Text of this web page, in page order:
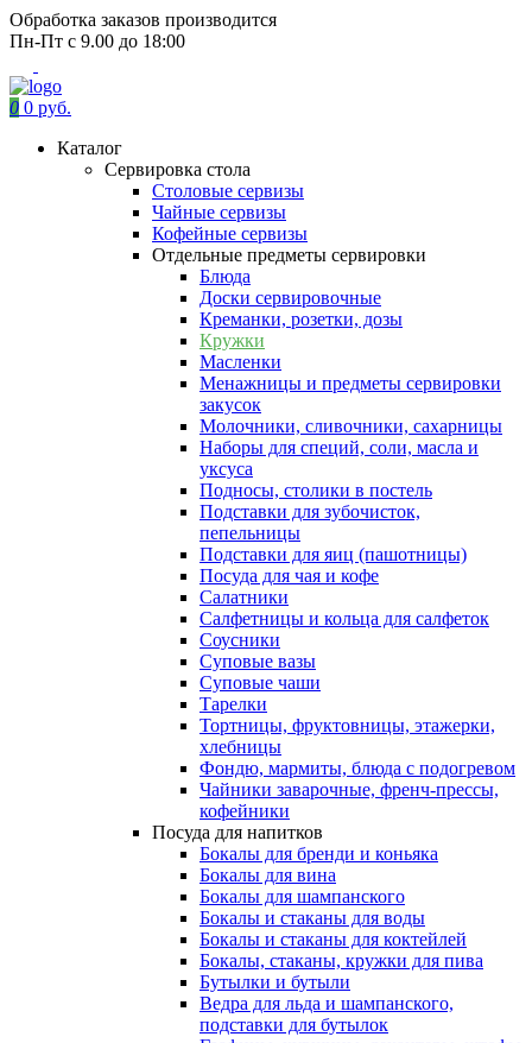
Обработка заказов производится
Пн-Пт с 9.00 до 18:00
0 0 руб.
Каталог
Сервировка стола
Столовые сервизы
Чайные сервизы
Кофейные сервизы
Отдельные предметы сервировки
Блюда
Доски сервировочные
Креманки, розетки, дозы
Кружки
Масленки
Менажницы и предметы сервировки
закусок
Молочники, сливочники, сахарницы
Наборы для специй, соли, масла и
уксуса
Подносы, столики в постель
Подставки для зубочисток,
пепельницы
Подставки для яиц (пашотницы)
Посуда для чая и кофе
Салатники
Салфетницы и кольца для салфеток
Соусники
Суповые вазы
Суповые чаши
Тарелки
Тортницы, фруктовницы, этажерки,
хлебницы
Фондю, мармиты, блюда с подогревом
Чайники заварочные, френч-прессы,
кофейники
Посуда для напитков
Бокалы для бренди и коньяка
Бокалы для вина
Бокалы для шампанского
Бокалы и стаканы для воды
Бокалы и стаканы для коктейлей
Бокалы, стаканы, кружки для пива
Бутылки и бутыли
Ведра для льда и шампанского,
подставки для бутылок